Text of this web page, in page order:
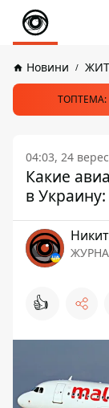
Новини
ТОПТЕМА:
04:03, 24
Какие
в
👍